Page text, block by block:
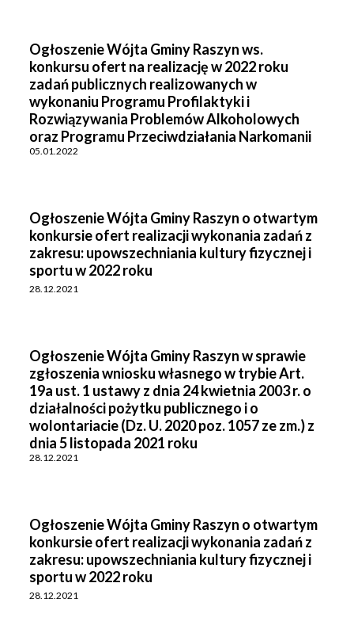
Ogłoszenie Wójta Gminy Raszyn ws.
konkursu ofert na realizację w 2022 roku
zadań publicznych realizowanych w
wykonaniu Programu Profilaktyki i
Rozwiązywania Problemów Alkoholowych
oraz Programu Przeciwdziałania Narkomanii
05.01.2022
Ogłoszenie Wójta Gminy Raszyn o otwartym
konkursie ofert realizacji wykonania zadań z
zakresu: upowszechniania kultury fizycznej i
sportu w 2022 roku
28.12.2021
Ogłoszenie Wójta Gminy Raszyn w sprawie
zgłoszenia wniosku własnego w trybie Art.
19a ust. 1 ustawy z dnia 24 kwietnia 2003 r. o
działalności pożytku publicznego i o
wolontariacie (Dz. U. 2020 poz. 1057 ze zm.) z
dnia 5 listopada 2021 roku
28.12.2021
Ogłoszenie Wójta Gminy Raszyn o otwartym
konkursie ofert realizacji wykonania zadań z
zakresu: upowszechniania kultury fizycznej i
sportu w 2022 roku
28.12.2021